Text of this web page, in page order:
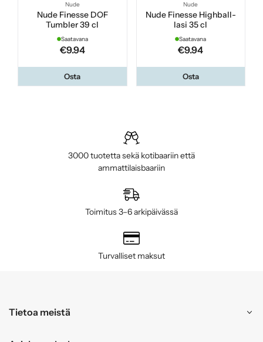
Nude
Nude Finesse DOF
Tumbler 39 cl
Saatavana
€9.94
Osta
Nude
Nude Finesse Highball-
lasi 35 cl
Saatavana
€9.94
Osta
3000 tuotetta sekä kotibaariin että
ammattilaisbaariin
Toimitus 3–6 arkipäivässä
Turvalliset maksut
Tietoa meistä